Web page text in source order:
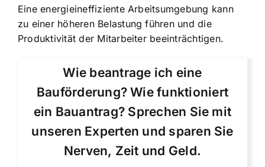
Eine energieineffiziente Arbeitsumgebung kann
zu einer höheren Belastung führen und die
Produktivität der Mitarbeiter beeinträchtigen.
Wie beantrage ich eine
Bauförderung? Wie funktioniert
ein Bauantrag? Sprechen Sie mit
unseren Experten und sparen Sie
Nerven, Zeit und Geld.